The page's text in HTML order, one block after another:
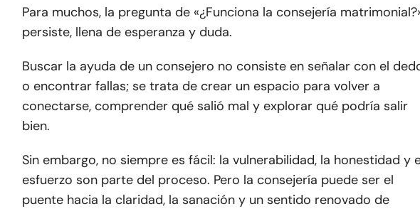
Para muchos, la pregunta de «¿Funciona la consejería
persiste, llena de esperanza y duda.
Buscar la ayuda de un consejero no consiste en señalar con el
o encontrar fallas; se trata de crear un espacio para volver a
conectarse, comprender qué salió mal y explorar qué podría salir
bien.
Sin embargo, no siempre es fácil: la vulnerabilidad, la honestidad y
esfuerzo son parte del proceso. Pero la consejería puede ser el
puente hacia la claridad, la sanación y un sentido renovado de